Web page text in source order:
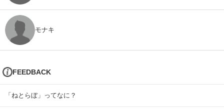
モナキ
FEEDBACK
「ねとらぼ」ってなに？